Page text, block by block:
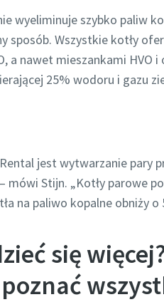
wyeliminuje szybko paliw
sposób. Wszystkie kotły
a nawet mieszankami HVO
25% wodoru i gazu
jest wytwarzanie pary
mówi Stijn. „Kotły parowe
na paliwo kopalne obniży
się